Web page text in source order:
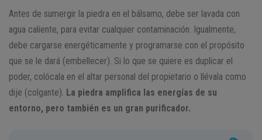
Antes de sumergir la piedra en el bálsamo, debe ser lavada con
agua caliente, para evitar cualquier contaminación. Igualmente,
debe cargarse energéticamente y programarse con el propósito
que se le dará (embellecer). Si lo que se quiere es duplicar el
poder, colócala en el altar personal del propietario o llévala como
dije (colgante). La piedra amplifica las energías de su
entorno, pero también es un gran purificador.